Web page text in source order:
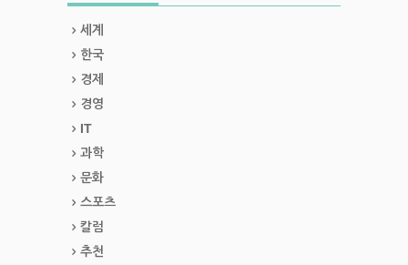
세계
한국
경제
경영
IT
과학
문화
스포츠
칼럼
추천